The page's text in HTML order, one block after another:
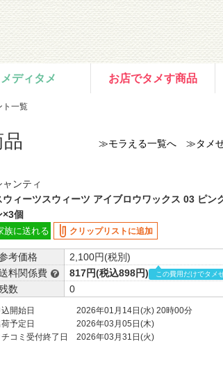
メディタメ お店でタメす商品
ト一覧
≫モラえる一覧へ ≫タメ
ャンティ
ウィーツスウィーツ アイブロウワックス 03 ピン
×3個
族に送れる クリップリストに追加
考価格
2,100円(税別)
料関係費
817円(税込898円) この費用だけでタメ
数 0
開始日
2026年01月14日(水) 20時00分
予定日
2026年03月05日(木)
チコミ受付終了日
2026年03月31日(火)